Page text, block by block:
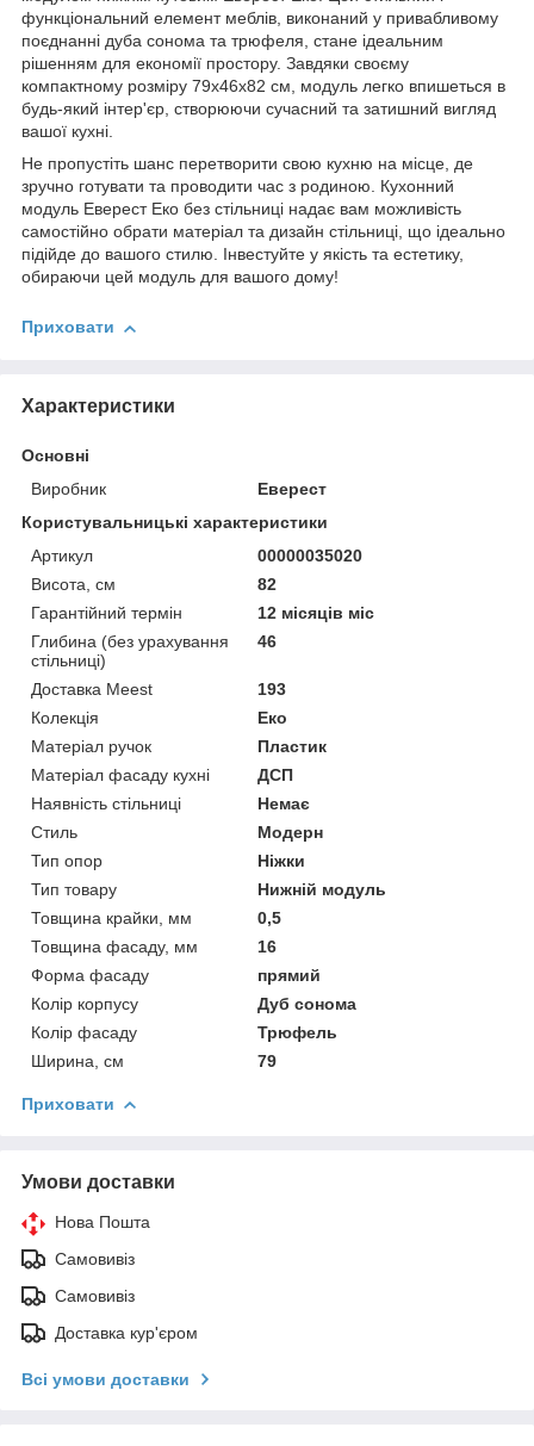
функціональний елемент меблів, виконаний у привабливому
поєднанні дуба сонома та трюфеля, стане ідеальним
рішенням для економії простору. Завдяки своєму
компактному розміру 79х46х82 см, модуль легко впишеться в
будь-який інтер'єр, створюючи сучасний та затишний вигляд
вашої кухні.
Не пропустіть шанс перетворити свою кухню на місце, де
зручно готувати та проводити час з родиною. Кухонний
модуль Еверест Еко без стільниці надає вам можливість
самостійно обрати матеріал та дизайн стільниці, що ідеально
підійде до вашого стилю. Інвестуйте у якість та естетику,
обираючи цей модуль для вашого дому!
Приховати
Характеристики
Основні
Виробник
Еверест
Користувальницькі характеристики
Артикул
00000035020
Висота, см
82
Гарантійний термін
12 місяців міс
Глибина (без урахування
стільниці)
46
Доставка Meest
193
Колекція
Еко
Матеріал ручок
Пластик
Матеріал фасаду кухні
ДСП
Наявність стільниці
Немає
Стиль
Модерн
Тип опор
Ніжки
Тип товару
Нижній модуль
Товщина крайки, мм
0,5
Товщина фасаду, мм
16
Форма фасаду
прямий
Колір корпусу
Дуб сонома
Колір фасаду
Трюфель
Ширина, см
79
Приховати
Умови доставки
Нова Пошта
Самовивіз
Самовивіз
Доставка кур'єром
Всі умови доставки